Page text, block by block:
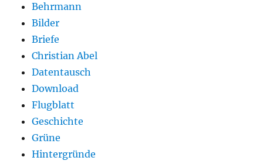
Behrmann
Bilder
Briefe
Christian Abel
Datentausch
Download
Flugblatt
Geschichte
Grüne
Hintergründe